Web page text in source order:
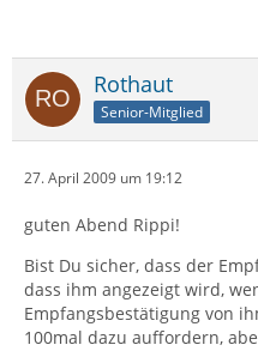
Rothaut
Senior-Mitglied
27. April 2009 um 19:12
guten Abend Rippi!
Bist Du sicher, dass der
dass ihm angezeigt wird,
Empfangsbestätigung von
100mal dazu auffordern,